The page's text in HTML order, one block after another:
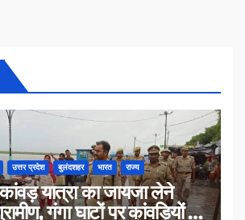
उत्तर प्रदेश बुलंदशहर भारत राज्य
यात्रा का जायजा लेने
गंगा घाटों पर कांवड़ियों से